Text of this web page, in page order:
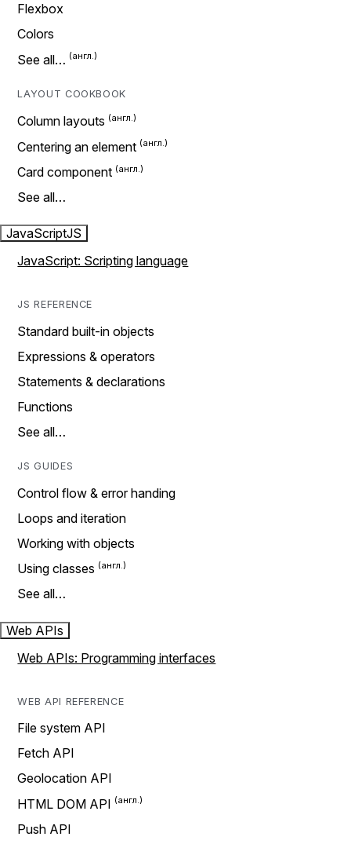
Flexbox
Colors
See all…
LAYOUT COOKBOOK
Column layouts
Centering an element
Card component
See all…
JavaScriptJS
JavaScript: Scripting language
JS REFERENCE
Standard built-in objects
Expressions & operators
Statements & declarations
Functions
See all…
JS GUIDES
Control flow & error handing
Loops and iteration
Working with objects
Using classes
See all…
Web APIs
Web APIs: Programming interfaces
WEB API REFERENCE
File system API
Fetch API
Geolocation API
HTML DOM API
Push API